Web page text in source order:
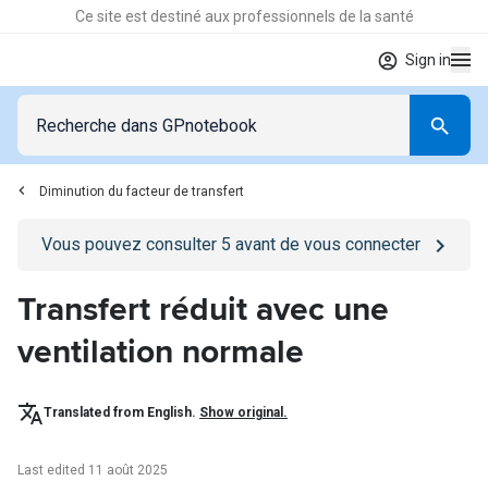
Ce site est destiné aux professionnels de la santé
Sign in
Diminution du facteur de transfert
Go to/se-connecterpage
Vous pouvez consulter 5 avant de vous connecter
Transfert réduit avec une
ventilation normale
Translated from English. Show original.
Last edited 11 août 2025